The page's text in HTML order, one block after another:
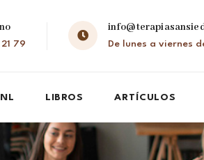
79 De lunes a viernes
LIBROS ARTÍCULOS